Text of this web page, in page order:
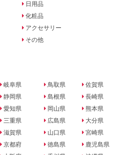
日用品
化粧品
アクセサリー
その他
岐阜県
静岡県
愛知県
三重県
滋賀県
京都府
鳥取県
島根県
岡山県
広島県
山口県
徳島県
佐賀県
長崎県
熊本県
大分県
宮崎県
鹿児島県